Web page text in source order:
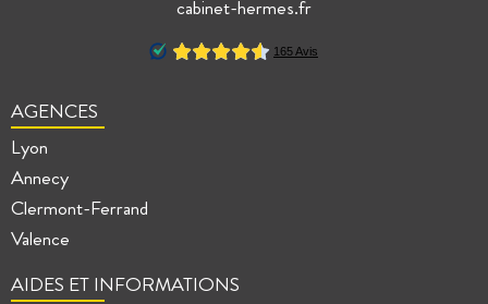
cabinet-hermes.fr
AGENCES
Lyon
Annecy
Clermont-Ferrand
Valence
AIDES ET INFORMATIONS